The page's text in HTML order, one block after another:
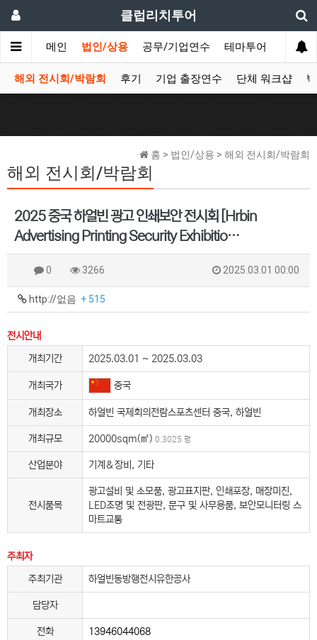
클럽리치투어
메인 법인/상용 공무/기업연수 테마투어 데이투
해외 전시회/박람회 후기 기업 출장연수 단체 워크샵
홈 > 법인/상용 > 해외 전시회/박람회
해외 전시회/박람회
2025 중국 하얼빈 광고 인쇄보안 전시회 [Hrbin
Advertising Printing Security Exhibitio…
0 3266 2025.03.01 00:00
http://없음 + 515
전시안내
개최기간
2025.03.01 ~ 2025.03.03
개최국가 중국
개최장소 하얼빈 국제회의전람스포츠센터 중국, 하얼빈
개최규모 20000sqm(㎡) 0.3025 평
산업분야 기계＆장비, 기타
전시품목
광고설비 및 소모품, 광고표지판, 인쇄포장, 매장미진,
LED조명 및 전광판, 문구 및 사무용품, 보안모니터링 스
마트교통
주최자
주최기관
하얼빈동방행전시유한공사
담당자
전화 13946044068